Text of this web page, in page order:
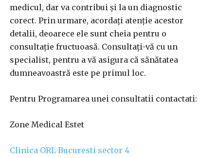
medicul, dar va contribui și la un diagnostic
corect. Prin urmare, acordați atenție acestor
detalii, deoarece ele sunt cheia pentru o
consultație fructuoasă. Consultați-vă cu un
specialist, pentru a vă asigura că sănătatea
dumneavoastră este pe primul loc.
Pentru Programarea unei consultatii contactati:
Zone Medical Estet
Clinica ORL Bucuresti sector 4